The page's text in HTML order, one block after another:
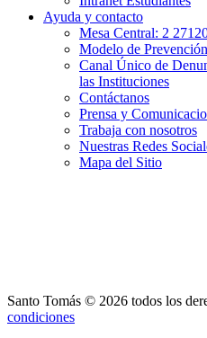
Ayuda y contacto
Mesa Central: 2
Modelo de
Canal Único de
las Instituciones
Contáctanos
Prensa y
Trabaja con nosotros
Nuestras Redes
Mapa del Sitio
Santo Tomás © 2026 todos los
condiciones